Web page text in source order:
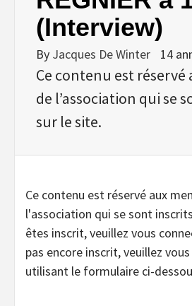
(Interview)
By Jacques De Winter 14
Ce contenu est réservé
de l’association qui se
sur le site.
Ce contenu est réservé aux
l'association qui se sont
êtes inscrit, veuillez vous
pas encore inscrit, veuillez
utilisant le formulaire ci-